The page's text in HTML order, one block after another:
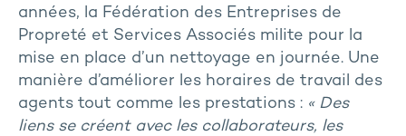
années, la Fédération des Entreprises de
Propreté et Services Associés milite pour la
mise en place d’un nettoyage en journée. Une
manière d’améliorer les horaires de travail des
agents tout comme les prestations : « Des
liens se créent avec les collaborateurs, les